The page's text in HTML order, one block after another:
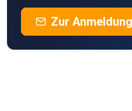
Geheimratte
Essen
Zur Anmeldung